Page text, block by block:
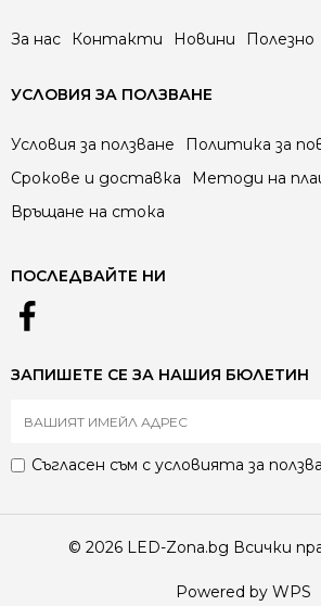
За нас Контакти Новини Полезно
УСЛОВИЯ ЗА ПОЛЗВАНЕ
Условия за ползване
Политика за
Срокове и доставка
Методи на
Връщане на стока
ПОСЛЕДВАЙТЕ НИ
ЗАПИШЕТЕ СЕ ЗА НАШИЯ БЮЛЕТИН
Съгласен съм с условията за
© 2026 LED-Zona.bg Всички
Powered by WPS